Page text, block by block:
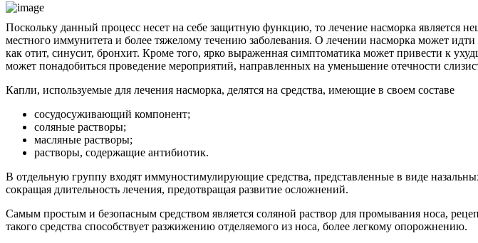
Поскольку данный процесс несет на себе защитную функцию, то лечение насморка является
местного иммунитета и более тяжелому течению заболевания. О лечении насморка может
как отит, синусит, бронхит. Кроме того, ярко выраженная симптоматика может привести к
может понадобиться проведение мероприятий, направленных на уменьшение отечности
Капли, используемые для лечения насморка, делятся на средства, имеющие в своем составе
сосудосуживающий компонент;
соляные растворы;
масляные растворы;
растворы, содержащие антибиотик.
В отдельную группу входят иммуностимулирующие средства, представленные в виде
сокращая длительность лечения, предотвращая развитие осложнений.
Самым простым и безопасным средством является соляной раствор для промывания носа,
такого средства способствует разжижению отделяемого из носа, более легкому опорожнению.